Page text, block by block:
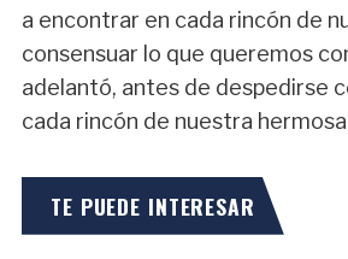
a encontrar en cada rincón de
consensuar lo que queremos
adelantó, antes de despedirse
cada rincón de nuestra
TE PUEDE INTERESAR